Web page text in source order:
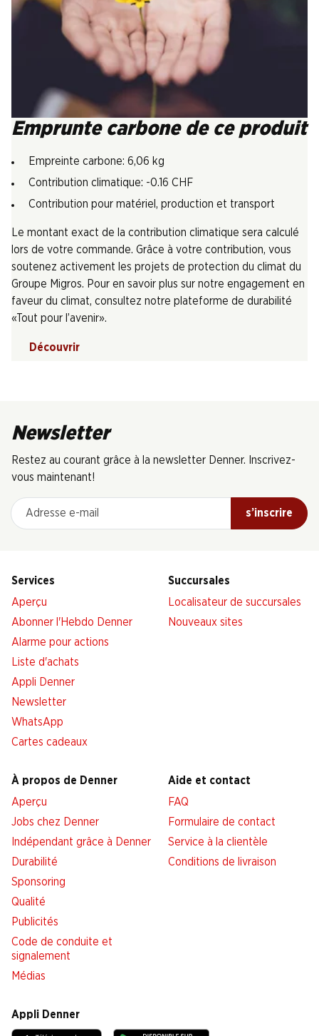
Emprunte carbone de ce produit
Empreinte carbone: 6,06 kg
Contribution climatique: -0.16 CHF
Contribution pour matériel, production et transport
Le montant exact de la contribution climatique sera calculé
lors de votre commande. Grâce à votre contribution, vous
soutenez activement les projets de protection du climat du
Groupe Migros. Pour en savoir plus sur notre engagement en
faveur du climat, consultez notre plateforme de durabilité
«Tout pour l’avenir».
Découvrir
Newsletter
Restez au courant grâce à la newsletter Denner. Inscrivez-
vous maintenant!
Adresse e-mail
s’inscrire
Services
Aperçu
Abonner l'Hebdo Denner
Alarme pour actions
Liste d'achats
Appli Denner
Newsletter
WhatsApp
Cartes cadeaux
Succursales
Localisateur de succursales
Nouveaux sites
À propos de Denner
Aperçu
Jobs chez Denner
Indépendant grâce à Denner
Durabilité
Sponsoring
Qualité
Publicités
Code de conduite et
signalement
Médias
Aide et contact
FAQ
Formulaire de contact
Service à la clientèle
Conditions de livraison
Appli Denner